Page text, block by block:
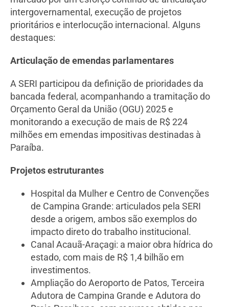
intergovernamental, execução de projetos
prioritários e interlocução internacional. Alguns
destaques:
Articulação de emendas parlamentares
A SERI participou da definição de prioridades da
bancada federal, acompanhando a tramitação do
Orçamento Geral da União (OGU) 2025 e
monitorando a execução de mais de R$ 224
milhões em emendas impositivas destinadas à
Paraíba.
Projetos estruturantes
Hospital da Mulher e Centro de Convenções
de Campina Grande: articulados pela SERI
desde a origem, ambos são exemplos do
impacto direto do trabalho institucional.
Canal Acauã-Araçagi: a maior obra hídrica do
estado, com mais de R$ 1,4 bilhão em
investimentos.
Ampliação do Aeroporto de Patos, Terceira
Adutora de Campina Grande e Adutora do